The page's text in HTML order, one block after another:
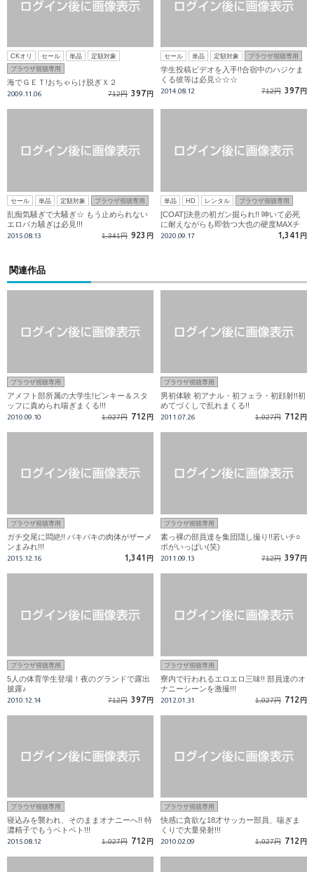
CKオリ セール 単品
定額対象
ブラウザ視聴専用
海でＧＥＴ!おちゃらけ脱ぎＸ２
2009.11.06 712円 397 円
セール 単品 定額対象 ブラウザ視聴専用
学生投稿ビデオを入手!!合宿中のハジケま
くる彼等は必見☆☆☆
2014.08.12 712円 397 円
セール 単品 定額対象 ブラウザ視聴専用
乱痴気騒ぎで大騒ぎ☆ もう止められない
エロバカ騒ぎは必見!!!
2015.08.13 1,341円 923 円
単品 HD レンタル ブラウザ視聴専用
[COAT]決意の初ガン掘られ!! 呻いて必死
に耐えながらも即勃つ大也の硬度MAXチ
ンコ!!
2020.09.17 1,341 円
関連作品
ブラウザ視聴専用
アメフト部所属の大学生!ピンキー＆スタ
ッフに責められ喘ぎまくる!!!
2010.09.10 1,027円 712 円
ブラウザ視聴専用
男初体験 初アナル・初フェラ・初顔射!!初
めてづくしで乱れまくる!!
2011.07.26 1,027円 712 円
ブラウザ視聴専用
ガチ交尾に悶絶!! バキバキの肉体がザーメ
ンまみれ!!!
2015.12.16 1,341 円
ブラウザ視聴専用
素っ裸の部員達を集団隠し撮り!!若いチ○
ポがいっぱい(笑)
2011.09.13 712円 397 円
ブラウザ視聴専用
5人の体育学生登場！夜のグランドで露出
披露♪
2010.12.14 712円 397 円
ブラウザ視聴専用
寮内で行われるエロエロ三味!! 部員達のオ
ナニーシーンを激撮!!!
2012.01.31 1,027円 712 円
ブラウザ視聴専用
寝込みを襲われ、そのままオナニーへ!! 特
濃精子でもうベトベト!!!
2015.08.12 1,027円 712 円
ブラウザ視聴専用
快感に貪欲な18才サッカー部員、喘ぎま
くりで大量発射!!!
2010.02.09 1,027円 712 円